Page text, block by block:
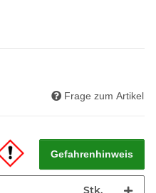
Frage zum Artikel
Gefahrenhinweis
Stk.